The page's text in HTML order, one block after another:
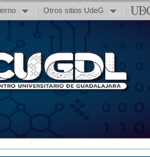
Otros sitios UdeG